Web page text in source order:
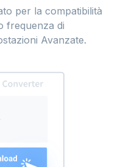
per la compatibilità
frequenza di
Avanzate.